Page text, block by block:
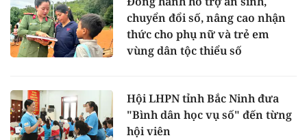
chuyển đổi số, nâng cao nhận
thức cho phụ nữ và trẻ em
vùng dân tộc thiểu số
Hội LHPN tỉnh Bắc Ninh đưa
"Bình dân học vụ số" đến từng
hội viên